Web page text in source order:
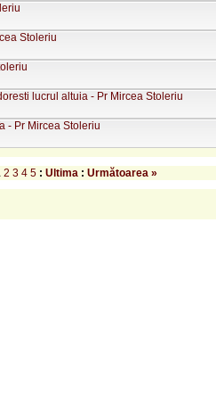
Stoleriu
lucrul altuia - Pr Mircea Stoleriu
- Pr Mircea Stoleriu
2 3 4 5 : Ultima : Următoarea »